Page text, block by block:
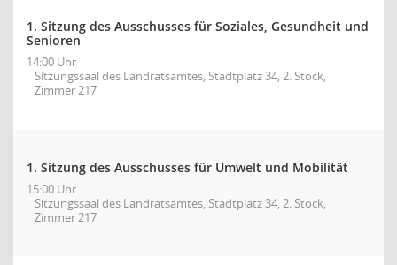
1. Sitzung des Ausschusses für Soziales, Gesundheit und
Senioren
14:00 Uhr
Sitzungssaal des Landratsamtes, Stadtplatz 34, 2. Stock,
Zimmer 217
1. Sitzung des Ausschusses für Umwelt und Mobilität
15:00 Uhr
Sitzungssaal des Landratsamtes, Stadtplatz 34, 2. Stock,
Zimmer 217